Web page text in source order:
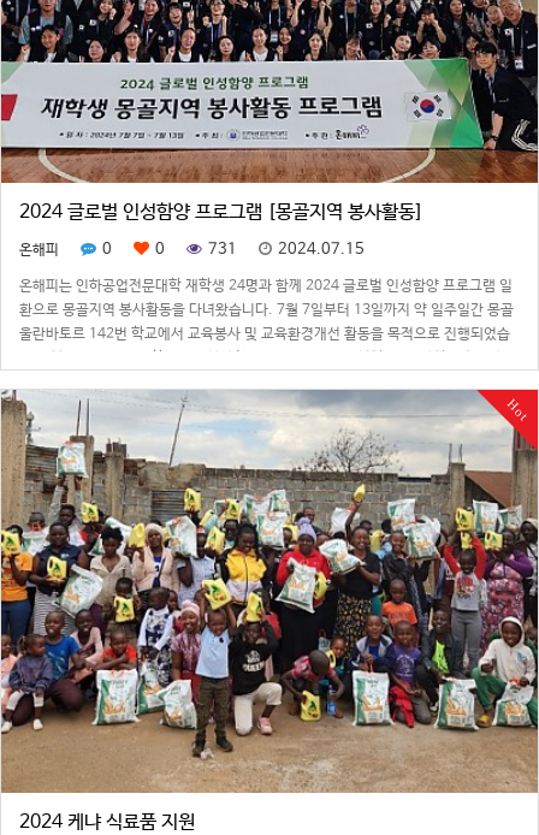
2024 글로벌 인성함양 프로그램 [몽골지역 봉사활동]
온해피 0 0 731 2024.07.15
온해피는 인하공업전문대학 재학생 24명과 함께 2024 글로벌 인성함양 프로그램 일
환으로 몽골지역 봉사활동을 다녀왔습니다. 7월 7일부터 13일까지 약 일주일간 몽골
울란바토르 142번 학교에서 교육봉사 및 교육환경개선 활동을 목적으로 진행되었습
Hot
2024 케냐 식료품 지원